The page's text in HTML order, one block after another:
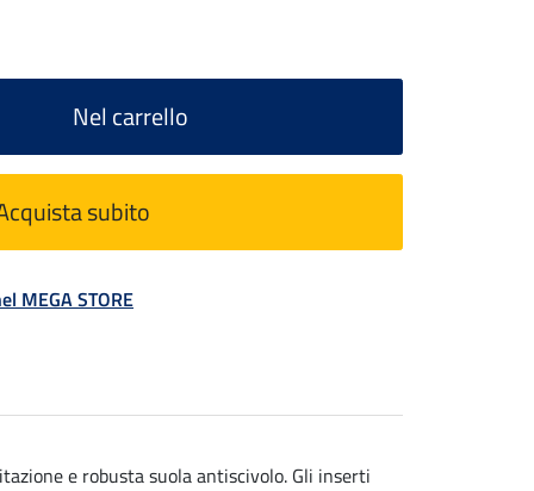
Nel carrello
subito
MEGA STORE
e robusta suola antiscivolo. Gli inserti